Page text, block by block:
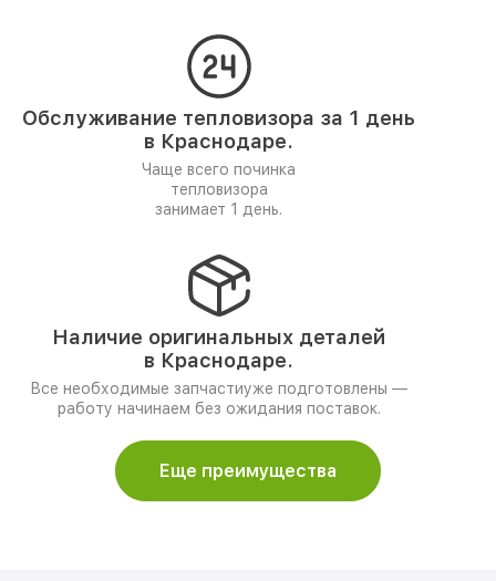
Обслуживание тепловизора за 1 день
в Краснодаре.
Чаще всего починка
тепловизора
занимает 1 день.
Наличие оригинальных деталей
в Краснодаре.
Все необходимые запчастиуже подготовлены —
работу начинаем без ожидания поставок.
Еще преимущества